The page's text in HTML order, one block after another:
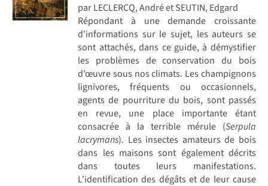
par LECLERCQ, André et SEUTIN, Edgard
Répondant à une demande croissante
d'informations sur le sujet, les auteurs se
sont attachés, dans ce guide, à démystifier
les problèmes de conservation du bois
d’œuvre sous nos climats. Les champignons
lignivores, fréquents ou occasionnels,
agents de pourriture du bois, sont passés
en revue, une place importante étant
consacrée à la terrible mérule (Serpula
lacrymans). Les insectes amateurs de bois
dans les maisons sont également décrits
dans toutes leurs manifestations.
L'identification des dégâts et de leur cause